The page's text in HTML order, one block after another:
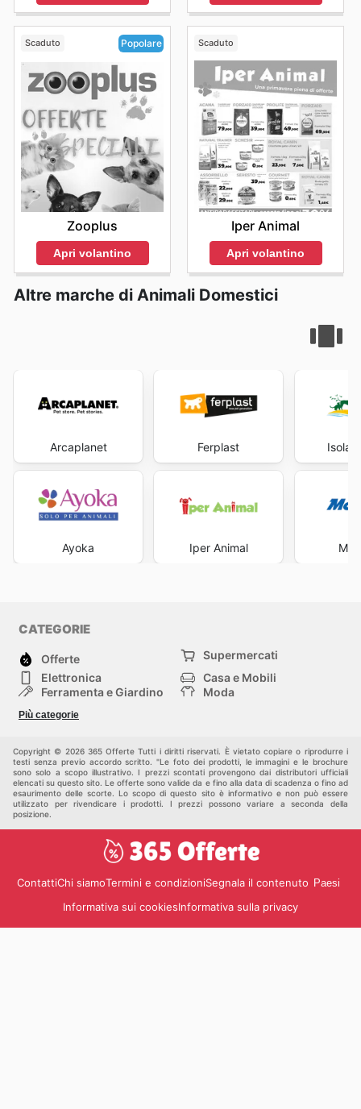
Scaduto Popolare
Zooplus
Apri volantino
Scaduto
Iper Animal
Apri volantino
Altre marche di Animali Domestici
Arcaplanet
Ayoka
Ferplast
Iper Animal
Isola
CATEGORIE
Offerte
Supermercati
Elettronica
Casa e Mobili
Ferramenta e Giardino
Moda
Bambini e Neonati
Più categorie
Copyright © 2026 365 Offerte Tutti i diritti riservati. È vietato copiare o riprodurre i
testi senza previo accordo scritto. "Le foto dei prodotti, le immagini e le brochure
sono solo a scopo illustrativo. I prezzi scontati provengono dai distributori ufficiali
elencati su questo sito. Le offerte sono valide da e fino alla data di scadenza o fino ad
esaurimento delle scorte. Lo scopo di questo sito è informativo e non può essere
utilizzato per rivendicare i prodotti. I prezzi possono variare a seconda della
posizione.
ContattiChi siamoTermini e condizioniSegnala il contenuto Paesi
Informativa sui cookiesInformativa sulla privacy